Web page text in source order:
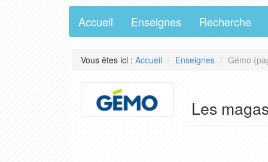
Accueil Enseignes Recherche
Vous êtes ici : Accueil Enseignes Gémo
Les